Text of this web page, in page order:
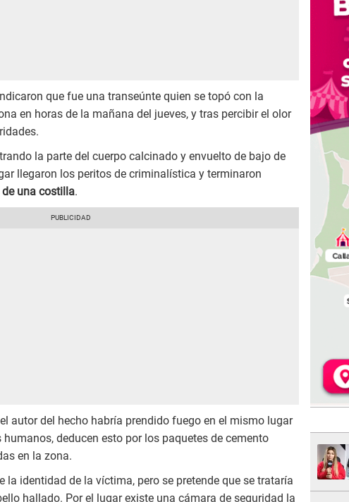
que fue una transeúnte quien se topó con la
en horas de la mañana del jueves, y tras percibir el olor
la parte del cuerpo calcinado y envuelto de bajo de
llegaron los peritos de criminalística y terminaron
de una costilla.
autor del hecho habría prendido fuego en el mismo lugar
deducen esto por los paquetes de cemento
en la zona.
la identidad de la víctima, pero se pretende que se trataría
hallado. Por el lugar existe una cámara de seguridad la